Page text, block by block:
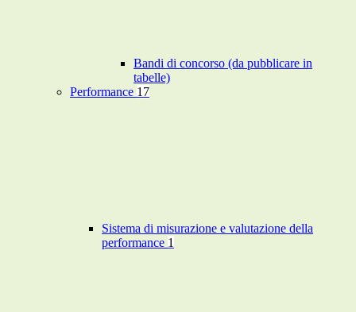
Bandi di concorso (da pubblicare in
tabelle)
Performance 17
Sistema di misurazione e valutazione della
performance 1